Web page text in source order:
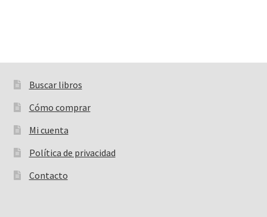
Buscar libros
Buscar:
Cómo comprar
Mi cuenta
Política de privacidad
Contacto